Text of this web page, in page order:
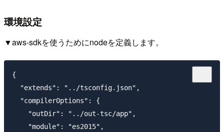
環境設定
▼aws-sdkを使うためにnodeを定義します。
{
  "extends": "../tsconfig.json",
  "compilerOptions": {
    "outDir": "../out-tsc/app",
    "module": "es2015",